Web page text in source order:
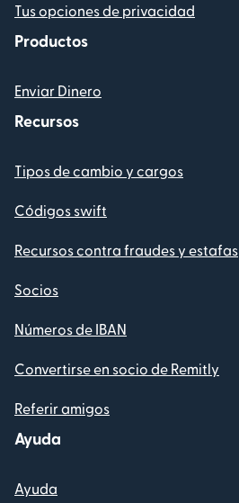
Tus opciones de privacidad
Productos
Enviar Dinero
Recursos
Tipos de cambio y cargos
Códigos swift
Recursos contra fraudes y estafas
Socios
Números de IBAN
Convertirse en socio de Remitly
Referir amigos
Ayuda
Ayuda